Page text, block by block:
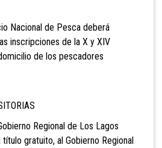
Nacional de Pesca deberá
inscripciones de la X y XIV
de los pescadores
Regional de Los Lagos
gratuito, al Gobierno Regional